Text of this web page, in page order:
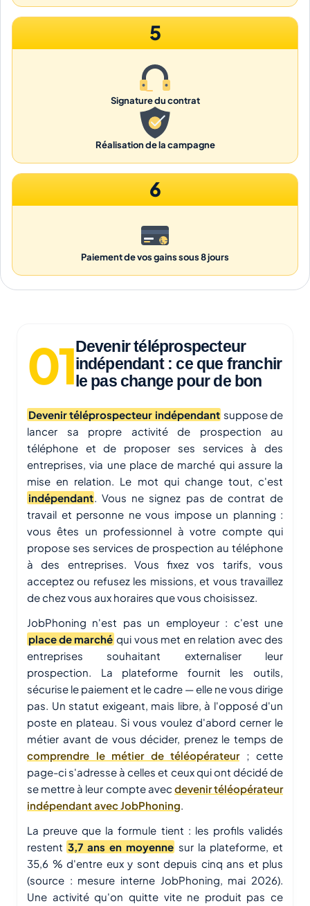
5
Signature du contrat
Réalisation de la campagne
6
Paiement de vos gains sous 8 jours
Devenir téléprospecteur
indépendant : ce que franchir
le pas change pour de bon
Devenir téléprospecteur indépendant suppose de
lancer sa propre activité de prospection au
téléphone et de proposer ses services à des
entreprises, via une place de marché qui assure la
mise en relation. Le mot qui change tout, c'est
indépendant. Vous ne signez pas de contrat de
travail et personne ne vous impose un planning :
vous êtes un professionnel à votre compte qui
propose ses services de prospection au téléphone
à des entreprises. Vous fixez vos tarifs, vous
acceptez ou refusez les missions, et vous travaillez
de chez vous aux horaires que vous choisissez.
JobPhoning n'est pas un employeur : c'est une
place de marché qui vous met en relation avec des
entreprises souhaitant externaliser leur
prospection. La plateforme fournit les outils,
sécurise le paiement et le cadre — elle ne vous dirige
pas. Un statut exigeant, mais libre, à l'opposé d'un
poste en plateau. Si vous voulez d'abord cerner le
métier avant de vous décider, prenez le temps de
comprendre le métier de téléopérateur; cette
page-ci s'adresse à celles et ceux qui ont décidé de
se mettre à leur compte avec devenir téléopérateur
indépendant avec JobPhoning.
La preuve que la formule tient : les profils validés
restent 3,7 ans en moyenne sur la plateforme, et
35,6 % d'entre eux y sont depuis cinq ans et plus
(source : mesure interne JobPhoning, mai 2026).
Une activité qu'on quitte vite ne produit pas ce